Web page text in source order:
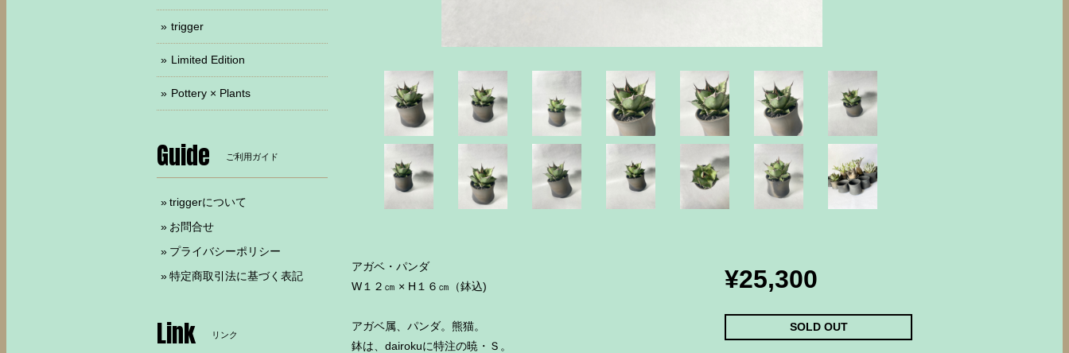
アガベ・パンダ
W１２㎝ × H１６㎝（鉢込)
アガベ属、パンダ。熊猫。
鉢は、dairokuに特注の暁・Ｓ。
¥25,300
SOLD OUT
trigger
Limited Edition
Pottery × Plants
Guide ご利用ガイド
triggerについて
お問合せ
プライバシーポリシー
特定商取引法に基づく表記
Link リンク